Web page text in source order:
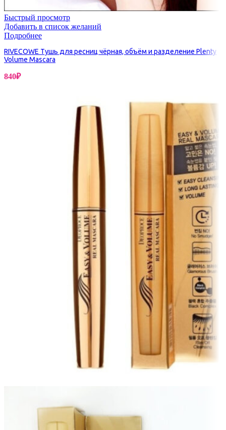
Быстрый просмотр
Добавить в список желаний
Подробнее
RIVECOWE Тушь для ресниц чёрная, объём и разделение Plenty
Volume Mascara
840₽